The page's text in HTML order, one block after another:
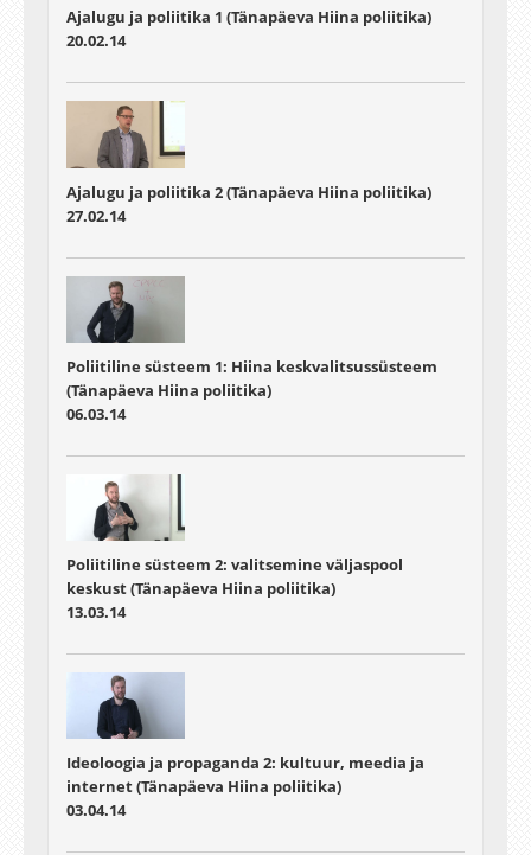
Ajalugu ja poliitika 1 (Tänapäeva Hiina poliitika)
20.02.14
Ajalugu ja poliitika 2 (Tänapäeva Hiina poliitika)
27.02.14
Poliitiline süsteem 1: Hiina keskvalitsussüsteem
(Tänapäeva Hiina poliitika)
06.03.14
Poliitiline süsteem 2: valitsemine väljaspool
keskust (Tänapäeva Hiina poliitika)
13.03.14
Ideoloogia ja propaganda 2: kultuur, meedia ja
internet (Tänapäeva Hiina poliitika)
03.04.14